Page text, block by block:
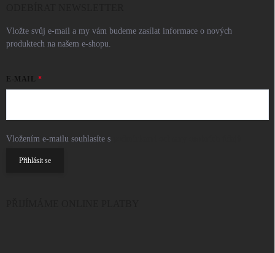
Vložte svůj e-mail a my vám budeme zasílat informace o nových
produktech na našem e-shopu.
E-MAIL
Vložením e-mailu souhlasíte s
Přihlásit se